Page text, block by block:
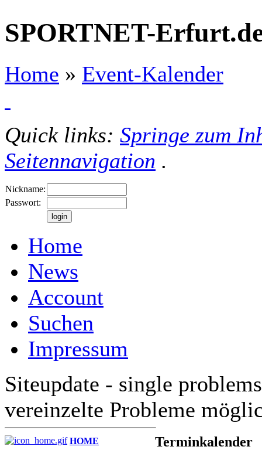
SPORTNET-
Home » Event-Kalender
Quick links: Springe zum
Seitennavigation .
Nickname:
Passwort:
Home
News
Account
Suchen
Impressum
Siteupdate - single
vereinzelte Probleme
HOME Terminkalender